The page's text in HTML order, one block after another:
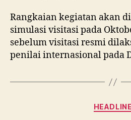
Rangkaian kegiatan akan
simulasi visitasi pada
sebelum visitasi resmi
penilai internasional pada
HEADLINE